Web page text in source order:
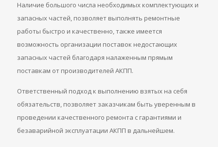
Наличие большого числа необходимых комплектующих и
запасных частей, позволяет выполнять ремонтные
работы быстро и качественно, также имеется
возможность организации поставок недостающих
запасных частей благодаря налаженным прямым
поставкам от производителей АКПП.
Ответственный подход к выполнению взятых на себя
обязательств, позволяет заказчикам быть уверенным в
проведении качественного ремонта с гарантиями и
безаварийной эксплуатации АКПП в дальнейшем.